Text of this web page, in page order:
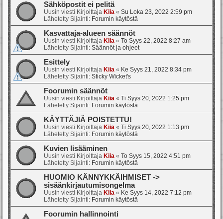
Sähköpostit ei pelitä
Uusin viesti Kirjoittaja Kiia « Su Loka 23, 2022 2:59 pm
Lähetetty Sijainti: Forumin käytöstä
Kasvattaja-alueen säännöt
Uusin viesti Kirjoittaja Kiia « To Syys 22, 2022 8:27 am
Lähetetty Sijainti: Säännöt ja ohjeet
Esittely
Uusin viesti Kirjoittaja Kiia « Ke Syys 21, 2022 8:34 pm
Lähetetty Sijainti: Sticky Wicket's
Foorumin säännöt
Uusin viesti Kirjoittaja Kiia « Ti Syys 20, 2022 1:25 pm
Lähetetty Sijainti: Forumin käytöstä
KÄYTTÄJIÄ POISTETTU!
Uusin viesti Kirjoittaja Kiia « Ti Syys 20, 2022 1:13 pm
Lähetetty Sijainti: Forumin käytöstä
Kuvien lisääminen
Uusin viesti Kirjoittaja Kiia « To Syys 15, 2022 4:51 pm
Lähetetty Sijainti: Forumin käytöstä
HUOMIO KÄNNYKKÄIHMISET ->
sisäänkirjautumisongelma
Uusin viesti Kirjoittaja Kiia « Ke Syys 14, 2022 7:12 pm
Lähetetty Sijainti: Forumin käytöstä
Foorumin hallinnointi